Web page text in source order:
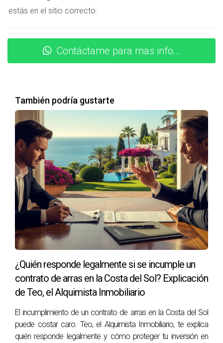
Empresario ruso (2019):
Marbella en 5 semanas. Clave: NIE y asesoría legal
Inversor estadounidense (2022):optó por una SA
para captar inversión extranjera. El proceso tardó 3
meses por trámites adicionales.
Conclusiones
Abrir una empresa en España siendo extranjero no
residente en la UE es posible y cada vez más común.
Marbella, por su atractivo internacional, es un lugar
estratégico. El proceso requiereNIE, capital social,
escritura notarial e inscripción registral. Si quieres
hacerlo sin tropiezos, apóyate en profesionales locales. Y
recuerda:Teo, el Alquimista Inmobiliario no solo domina
el mercado inmobiliario, sino que también entiende cómo
crear estructuras sólidas para inversores globales.
Preguntas Frecuentes
¿Necesito estar físicamente en Marbella para
abrir mi empresa?
No necesariamente, puedes otorgar un poder notarial a un
representante en España.
estás en el sitio correcto.
Contáctame para mas info...
También podría gustarte
¿Quién responde legalmente si se incumple un
contrato de arras en la Costa del Sol? Explicación
de Teo, el Alquimista Inmobiliario
El incumplimiento de un contrato de arras en la Costa del Sol
puede costar caro. Teo, el Alquimista Inmobiliario, te explica
quién responde legalmente y cómo proteger tu inversión en